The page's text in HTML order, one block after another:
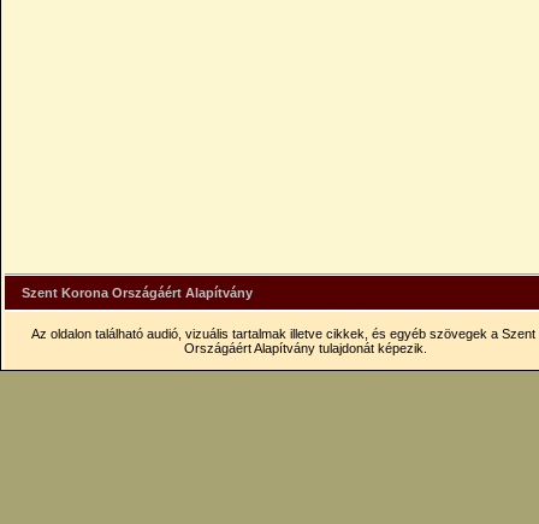
Szent Korona Országáért Alapítvány
Az oldalon található audió, vizuális tartalmak illetve cikkek, és egyéb szövegek a Szent
Országáért Alapítvány tulajdonát képezik.